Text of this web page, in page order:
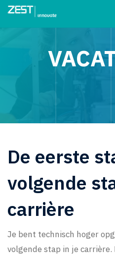
De eerste
volgende
carrière
Je bent technisch hoger
volgende stap in je